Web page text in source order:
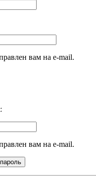
вам на e-mail.
вам на e-mail.